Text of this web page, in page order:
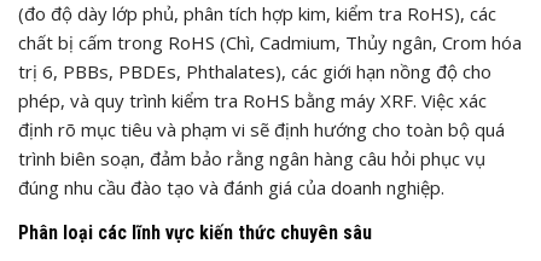
(đo độ dày lớp phủ, phân tích hợp kim, kiểm tra RoHS), các
chất bị cấm trong RoHS (Chì, Cadmium, Thủy ngân, Crom hóa
trị 6, PBBs, PBDEs, Phthalates), các giới hạn nồng độ cho
phép, và quy trình kiểm tra RoHS bằng máy XRF. Việc xác
định rõ mục tiêu và phạm vi sẽ định hướng cho toàn bộ quá
trình biên soạn, đảm bảo rằng ngân hàng câu hỏi phục vụ
đúng nhu cầu đào tạo và đánh giá của doanh nghiệp.
Phân loại các lĩnh vực kiến thức chuyên sâu